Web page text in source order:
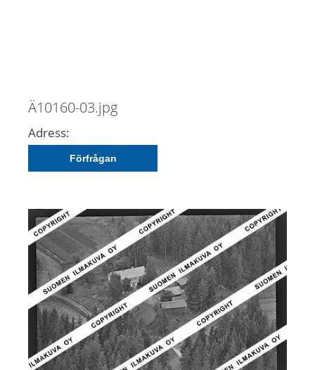
Ä10160-03.jpg
Adress:
Förfrågan